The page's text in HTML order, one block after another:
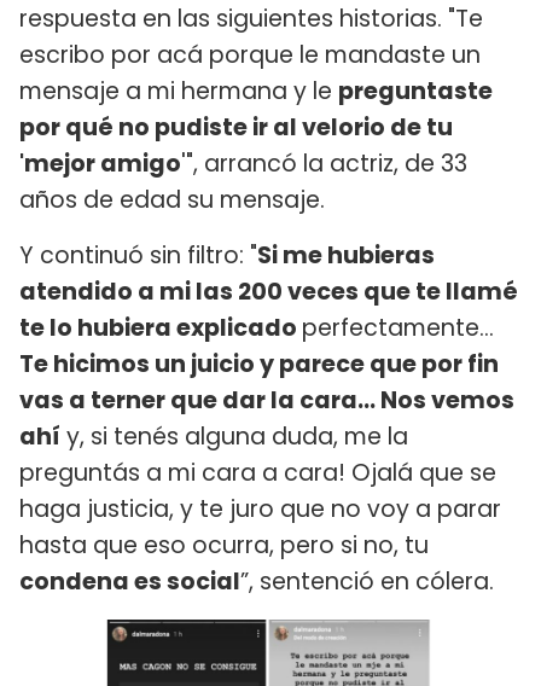
respuesta en las siguientes historias. "Te
escribo por acá porque le mandaste un
mensaje a mi hermana y le preguntaste
por qué no pudiste ir al velorio de tu
'mejor amigo'", arrancó la actriz, de 33
años de edad su mensaje.
Y continuó sin filtro: "Si me hubieras
atendido a mi las 200 veces que te llamé
te lo hubiera explicado perfectamente…
Te hicimos un juicio y parece que por fin
vas a terner que dar la cara… Nos vemos
ahí y, si tenés alguna duda, me la
preguntás a mi cara a cara! Ojalá que se
haga justicia, y te juro que no voy a parar
hasta que eso ocurra, pero si no, tu
condena es social”, sentenció en cólera.